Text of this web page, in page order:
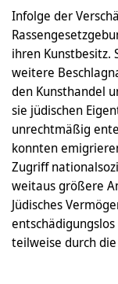
Infolge der
ihren Kunstbesitz.
weitere
den Kunsthandel
sie jüdischen
unrechtmäßig
konnten
Zugriff
weitaus größere
Jüdisches
teilweise durch